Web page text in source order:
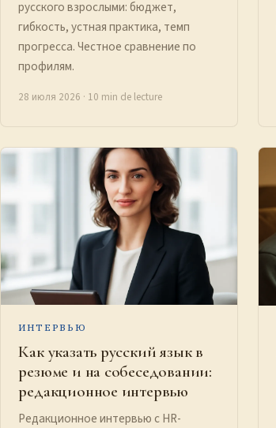
русского взрослыми: бюджет,
гибкость, устная практика, темп
прогресса. Честное сравнение по
профилям.
28 июля 2026 · 10 min de lecture
ИНТЕРВЬЮ
Как указать русский язык в
резюме и на собеседовании:
редакционное интервью
Редакционное интервью с HR-